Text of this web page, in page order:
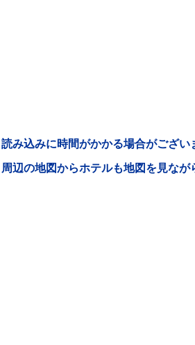
読み込みに時間がかかる場合がござ
周辺の地図からホテルも地図を見な